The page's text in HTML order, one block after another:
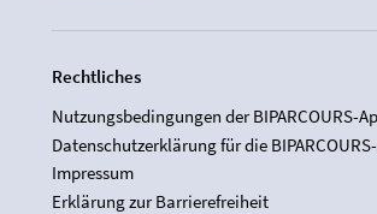
Rechtliches
Nutzungsbedingungen der BIPARCOURS-
Datenschutzerklärung für die
Impressum
Erklärung zur Barrierefreiheit